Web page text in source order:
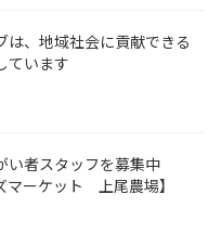
は、地域社会に貢献できる
ています
い者スタッフを募集中
マーケット 上尾農場】